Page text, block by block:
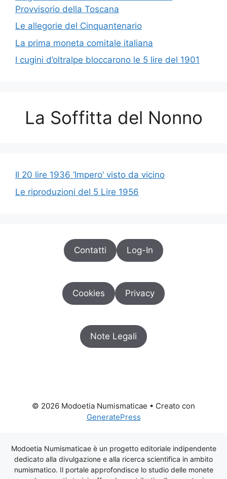
Provvisorio della Toscana
Le allegorie del Cinquantenario
La prima moneta comitale italiana
I cugini d’oltralpe bloccarono le 5 lire del 1901
La Soffitta del Nonno
Il 20 lire 1936 ‘Impero’ visto da vicino
Le riproduzioni del 5 Lire 1956
Contatti Log-In
Cookies Privacy
Note Legali
© 2026 Modoetia Numismaticae • Creato con
GeneratePress
Modoetia Numismaticae è un progetto editoriale indipendente
dedicato alla divulgazione e alla ricerca scientifica in ambito
numismatico. Il portale approfondisce lo studio delle monete